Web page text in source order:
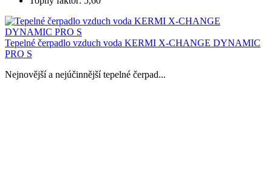
Tepelné čerpadlo vzduch voda KERMI X-CHANGE DYNAMIC
PRO S
Nejnovější a nejúčinnější tepelné čerpad...